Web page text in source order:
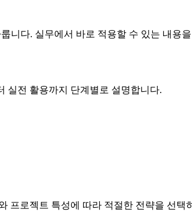
니다. 실무에서 바로 적용할 수 있는 내용
실전 활용까지 단계별로 설명합니다.
프로젝트 특성에 따라 적절한 전략을 선택